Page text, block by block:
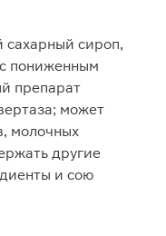
сахарный сироп,
пониженным
препарат
может
молочных
другие
и сою